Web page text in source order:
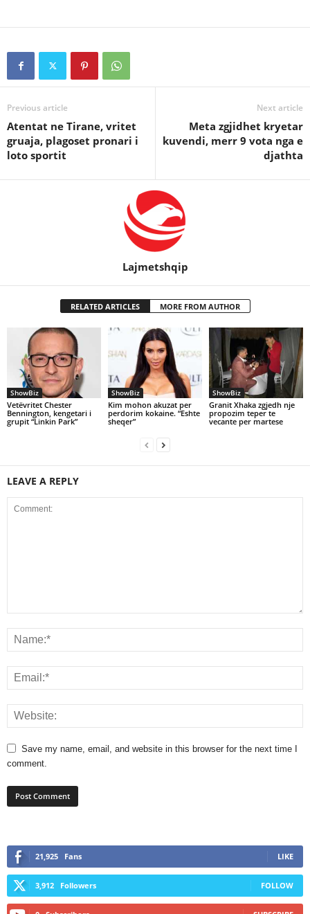
Previous article
Atentat ne Tirane, vritet
gruaja, plagoset pronari i
loto sportit
Next article
Meta zgjidhet kryetar
kuvendi, merr 9 vota nga e
djathta
Lajmetshqip
RELATED ARTICLES MORE FROM AUTHOR
ShowBiz
Vetëvritet Chester
Bennington, kengetari i
grupit “Linkin Park”
ShowBiz
Kim mohon akuzat per
perdorim kokaine. “Eshte
sheqer”
ShowBiz
Granit Xhaka zgjedh nje
propozim teper te
vecante per martese
LEAVE A REPLY
Save my name, email, and website in this browser for the next time I
comment.
21,925 Fans LIKE
3,912 Followers FOLLOW